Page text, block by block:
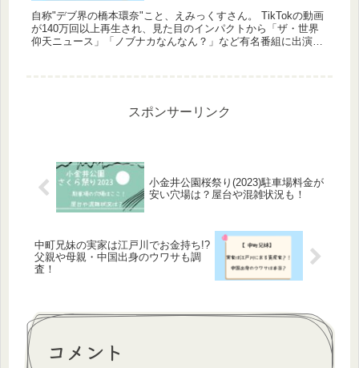
自称"デブ界の橋本環奈"こと、えみっくすさん。 TikTokの動画
が140万回以上再生され、見た目のインパクトから「ザ・世界
仰天ニュース」「ノブナカなんなん？」など有名番組に出演し
スポンサーリンク
小金井公園桜祭り(2023)駐車場料金が
安い穴場は？屋台や混雑状況も！
中町兄妹の実家は江戸川でお金持ち!?
父親や母親・中国出身のウワサも調
査！
コメント